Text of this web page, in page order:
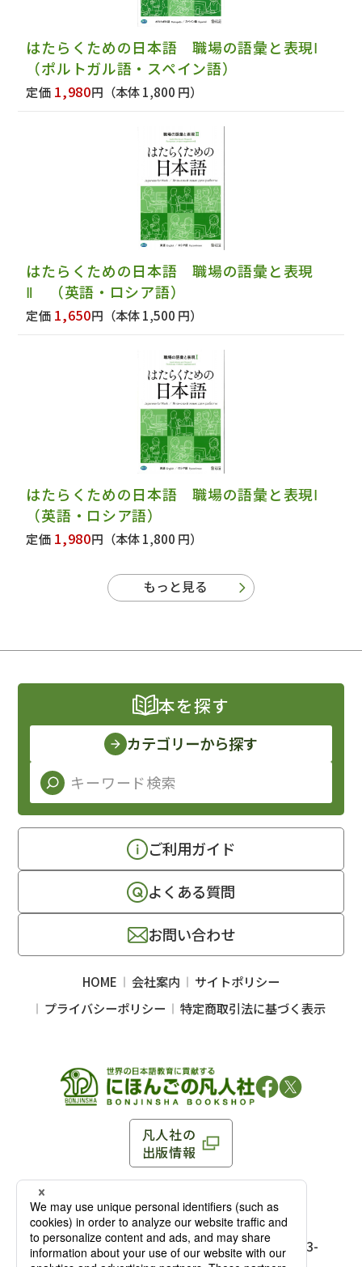
はたらくための日本語 職場の語彙と表現Ⅰ
（ポルトガル語・スペイン語）
定価 1,980円 （本体 1,800 円）
はたらくための日本語 職場の語彙と表現
Ⅱ （英語・ロシア語）
定価 1,650円 （本体 1,500 円）
はたらくための日本語 職場の語彙と表現Ⅰ
（英語・ロシア語）
定価 1,980円 （本体 1,800 円）
もっと見る
凡人社の
出版情報
〒102-0093 東京都千代田区平河町 1-3-13 8F
TEL：03-3263-3959／FAX：03-3263-3116
〒102-0093 東京都千代田区平河町1-3-
本を探す
カテゴリーから探す
ご利用ガイド
よくある質問
お問い合わせ
HOME 会社案内
サイトポリシー
プライバシーポリシー
特定商取引法に基づく表示